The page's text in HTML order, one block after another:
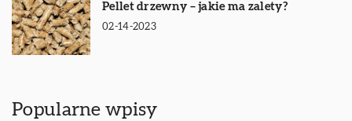
Pellet drzewny – jakie ma zalety?
02-14-2023
Popularne wpisy